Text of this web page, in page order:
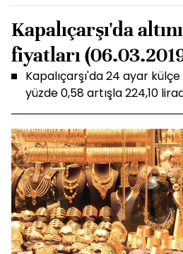
Kapalıçarşı'da
fiyatları
Kapalıçarşı'da 24 ayar külçe
yüzde 0,58 artışla 224,10